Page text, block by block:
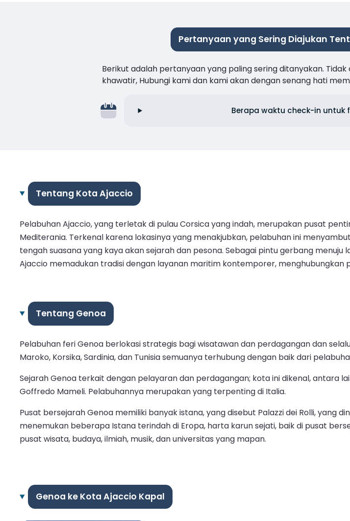
Pertanyaan yang Sering Diajukan
Berikut adalah pertanyaan yang paling sering ditanyakan.
khawatir, Hubungi kami dan kami akan dengan senang hati
Berapa waktu check-in untuk
Tentang Kota Ajaccio
Pelabuhan Ajaccio, yang terletak di pulau Corsica yang indah, merupakan pusat
Mediterania. Terkenal karena lokasinya yang menakjubkan, pelabuhan ini
tengah suasana yang kaya akan sejarah dan pesona. Sebagai pintu gerbang
Ajaccio memadukan tradisi dengan layanan maritim kontemporer, menghubungkan
Tentang Genoa
Pelabuhan feri Genoa berlokasi strategis bagi wisatawan dan perdagangan dan
Maroko, Korsika, Sardinia, dan Tunisia semuanya terhubung dengan baik dari
Sejarah Genoa terkait dengan pelayaran dan perdagangan; kota ini dikenal, antara
Goffredo Mameli. Pelabuhannya merupakan yang terpenting di Italia.
Pusat bersejarah Genoa memiliki banyak istana, yang disebut Palazzi dei Rolli, yang
menemukan beberapa Istana terindah di Eropa, harta karun sejati, baik di pusat
pusat wisata, budaya, ilmiah, musik, dan universitas yang mapan.
Genoa ke Kota Ajaccio Kapal